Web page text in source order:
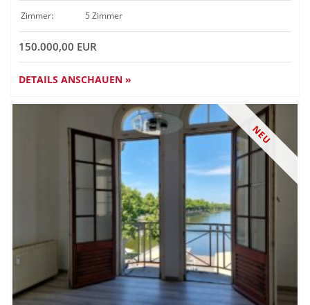
Zimmer: 5 Zimmer
150.000,00 EUR
DETAILS ANSCHAUEN »
NEU